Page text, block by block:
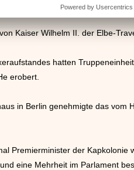
Kaiser Wilhelm II. der Elbe-
hatten
erobert.
in Berlin genehmigte das
Premierminister der
eine Mehrheit im Parlament